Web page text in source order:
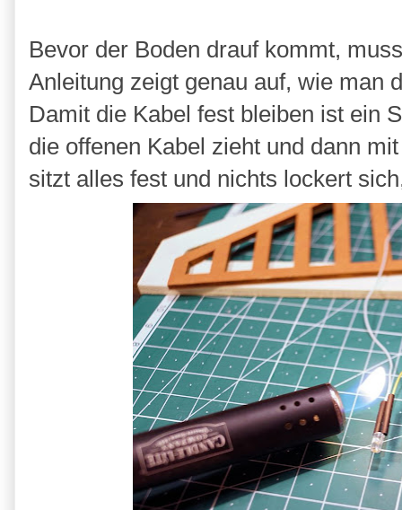
Bevor der Boden drauf kommt,
Anleitung zeigt genau auf, wie man
Damit die Kabel fest bleiben ist ein
die offenen Kabel zieht und dann
sitzt alles fest und nichts lockert